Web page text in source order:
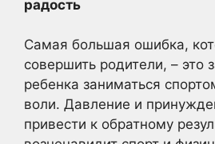
радость
Самая большая ошибка,
совершить родители, – это
ребенка заниматься
воли. Давление и
привести к обратному